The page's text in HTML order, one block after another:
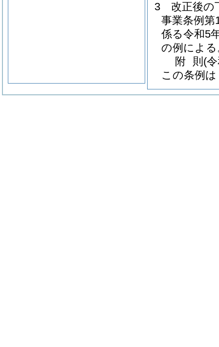
3
改正後の
事業条例
係る令和5
の例による
附 則 (
この条例